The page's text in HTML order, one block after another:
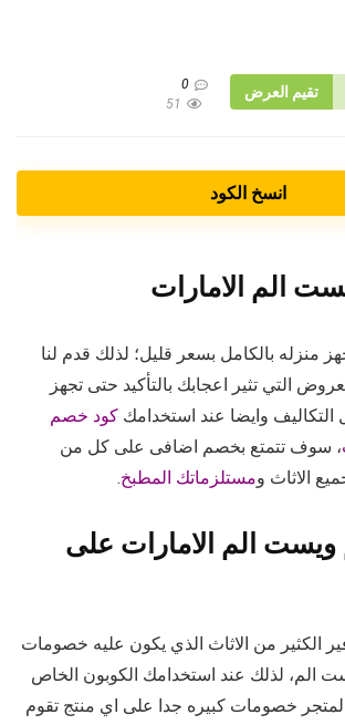
تقيم العرض
0
51
انسخ الكود
الم الامارات
منزله بالكامل بسعر قليل؛ لذلك قدم لنا
التي تثير اعجابك بالتأكيد حتى تجهز
التكاليف وايضا عند استخدامك كود خصم
، سوف تتمتع بخصم اضافى على كل من
الاثاث ومستلزماتك المطبخ.
الم الامارات على
الكثير من الاثاث الذي يكون عليه خصومات
الم، لذلك عند استخدامك الكوبون الخاص
خصومات كبيره جدا على اي منتج تقوم